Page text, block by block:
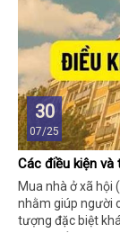
30
07/25
Các điều kiện
Mua nhà ở xã hội
nhằm giúp người
tượng đặc biệt